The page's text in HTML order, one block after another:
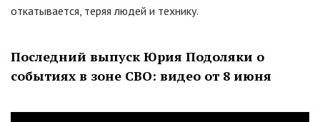
откатывается, теряя людей и технику.
Последний выпуск Юрия Подоляки о
событиях в зоне СВО: видео от 8 июня